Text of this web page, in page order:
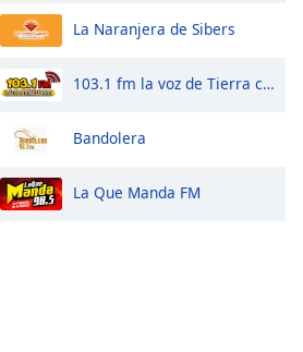
La Naranjera de Sibers
103.1 fm la voz de Tierra caliente
Bandolera
La Que Manda FM